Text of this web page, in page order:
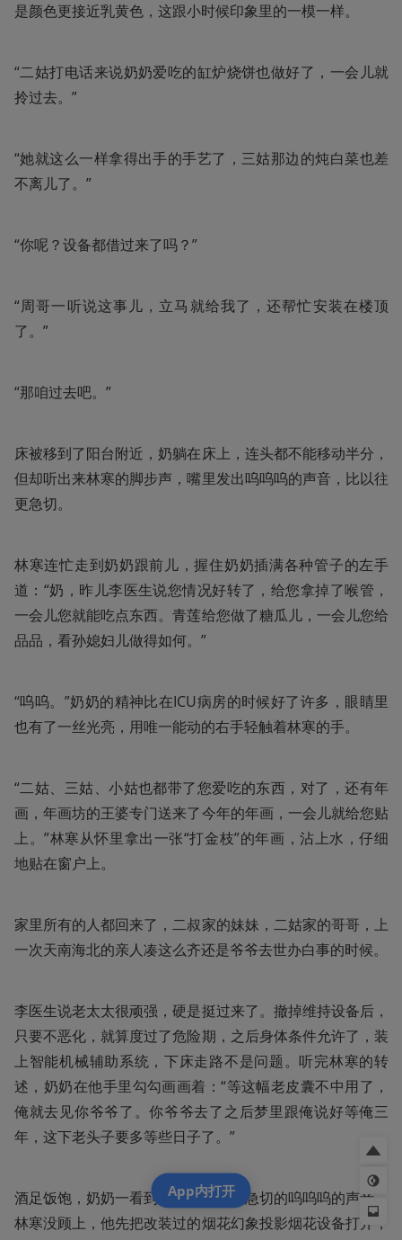
是颜色更接近乳黄色，这跟小时候印象里的一模一样。
“二姑打电话来说奶奶爱吃的缸炉烧饼也做好了，一会儿就
拎过去。”
“她就这么一样拿得出手的手艺了，三姑那边的炖白菜也差
不离儿了。”
“你呢？设备都借过来了吗？”
“周哥一听说这事儿，立马就给我了，还帮忙安装在楼顶
了。”
“那咱过去吧。”
床被移到了阳台附近，奶躺在床上，连头都不能移动半分，
但却听出来林寒的脚步声，嘴里发出呜呜呜的声音，比以往
更急切。
林寒连忙走到奶奶跟前儿，握住奶奶插满各种管子的左手
道：“奶，昨儿李医生说您情况好转了，给您拿掉了喉管，
一会儿您就能吃点东西。青莲给您做了糖瓜儿，一会儿您给
品品，看孙媳妇儿做得如何。”
“呜呜。”奶奶的精神比在ICU病房的时候好了许多，眼睛里
也有了一丝光亮，用唯一能动的右手轻触着林寒的手。
“二姑、三姑、小姑也都带了您爱吃的东西，对了，还有年
画，年画坊的王婆专门送来了今年的年画，一会儿就给您贴
上。”林寒从怀里拿出一张“打金枝”的年画，沾上水，仔细
地贴在窗户上。
家里所有的人都回来了，二叔家的妹妹，二姑家的哥哥，上
一次天南海北的亲人凑这么齐还是爷爷去世办白事的时候。
李医生说老太太很顽强，硬是挺过来了。撤掉维持设备后，
只要不恶化，就算度过了危险期，之后身体条件允许了，装
上智能机械辅助系统，下床走路不是问题。听完林寒的转
述，奶奶在他手里勾勾画画着：“等这幅老皮囊不中用了，
俺就去见你爷爷了。你爷爷去了之后梦里跟俺说好等俺三
年，这下老头子要多等些日子了。”
酒足饭饱，奶奶一看到林寒还在发出急切的呜呜呜的声音。
林寒没顾上，他先把改装过的烟花幻象投影烟花设备打开，
App内打开